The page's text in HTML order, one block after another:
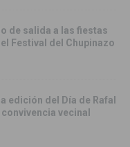
de salida a las fiestas
Festival del Chupinazo
edición del Día de Rafal
vecinal